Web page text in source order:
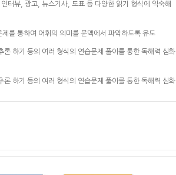
터뷰, 광고, 뉴스기사, 도표 등 다양한 읽기 형식에 익숙해
를 통하여 어휘의 의미를 문맥에서 파악하도록 유도
하기 등의 여러 형식의 연습문제 풀이를 통한 독해력 심화
하기 등의 여러 형식의 연습문제 풀이를 통한 독해력 심화